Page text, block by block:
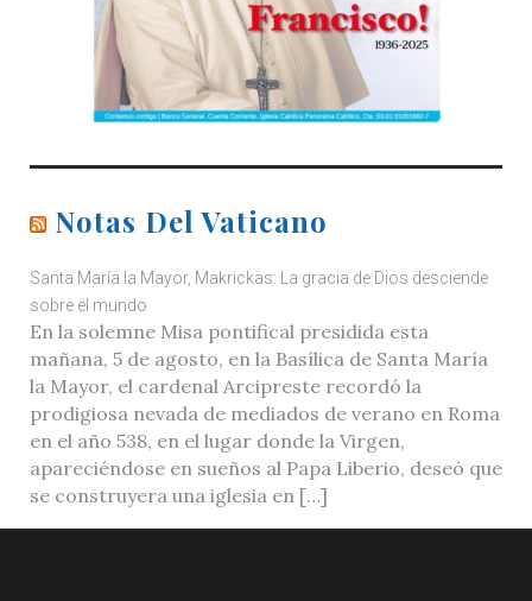
Notas Del Vaticano
Santa María la Mayor, Makrickas: La gracia de Dios desciende
sobre el mundo
En la solemne Misa pontifical presidida esta
mañana, 5 de agosto, en la Basílica de Santa María
la Mayor, el cardenal Arcipreste recordó la
prodigiosa nevada de mediados de verano en Roma
en el año 538, en el lugar donde la Virgen,
apareciéndose en sueños al Papa Liberio, deseó que
se construyera una iglesia en […]